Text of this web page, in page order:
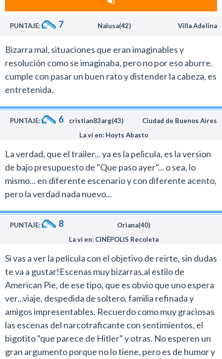
desgaste del hecho que últimamente el humor en el
mismo.
De todos modos los que no se agotaron de ver este tipo
de historias seguramente encontrarán un buen
entretenimiento.
PUNTAJE: 7 Nalusa(42) Villa Adelina
Bizarra mal, situaciones que eran imaginables y
resolución como se imaginaba, pero no por eso aburre.
cumple con pasar un buen rato y distender la cabeza, es
entretenida.
PUNTAJE: 6 cristian83arg(43)
Ciudad de Buenos Aires
La ví en: Hoyts Abasto
La verdad, que el trailer... ya es la pelicula, es la version
de bajo presupuesto de "Que paso ayer"... o sea, lo
mismo... en diferente escenario y con diferente acento,
pero la verdad nada nuevo...
PUNTAJE: 8
Oriana(40)
La ví en: CINÉPOLIS Recoleta
Si vas a ver la película con el objetivo de reirte, sin dudas
te va a gustar!Escenas muy bizarras,al estilo de
American Pie, de ese tipo, que es obvio que uno espera
ver...viaje, despedida de soltero, familia refinada y
amigos impresentables. Recuerdo como muy graciosas
las escenas del narcotraficante con sentimientos, el
bigotito "que parece de Hitler" y otras. No esperen un
gran argumento porque no lo tiene, pero es de humor y